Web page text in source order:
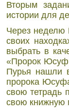
Вторым
истории для
Через неделю
своих
выбрать в
«Пророк Юсуф
Пурья нашли
пророка
свою тетрадь
свою книжную